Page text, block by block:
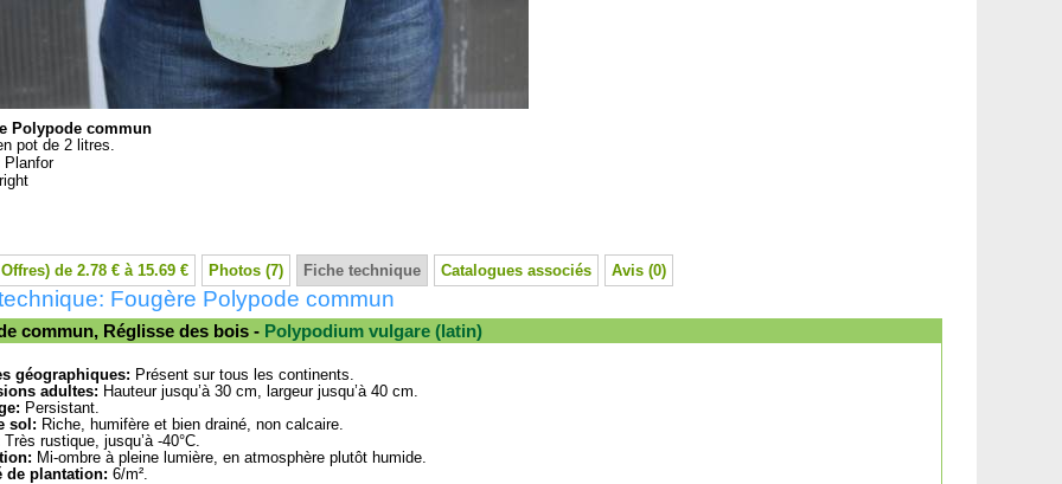
Polypode commun
pot de 2 litres.
Planfor
de 2.78 € à 15.69 € Photos (7) Fiche technique Catalogues associés Avis (0)
Fougère Polypode commun
commun, Réglisse des bois - Polypodium vulgare (latin)
géographiques: Présent sur tous les continents.
adultes: Hauteur jusqu’à 30 cm, largeur jusqu’à 40 cm.
Persistant.
sol: Riche, humifère et bien drainé, non calcaire.
Très rustique, jusqu’à -40°C.
Mi-ombre à pleine lumière, en atmosphère plutôt humide.
de plantation: 6/m².